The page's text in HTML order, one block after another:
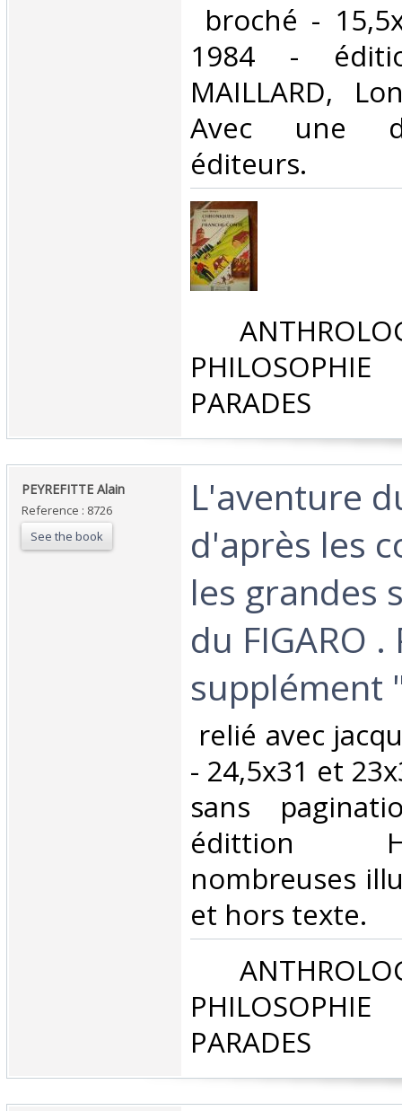
broché -
1984 -
MAILLARD,
Avec une
éditeurs.‎
PHILOSOPHIE
PARADES‎
‎PEYREFITTE Alain ‎
Reference : 8726
See the book
‎L'aventure
d'après les
les grandes
du FIGARO .
supplément
relié avec
- 24,5x31 et
sans
édittion
nombreuses
et hors texte. ‎
PHILOSOPHIE
PARADES‎